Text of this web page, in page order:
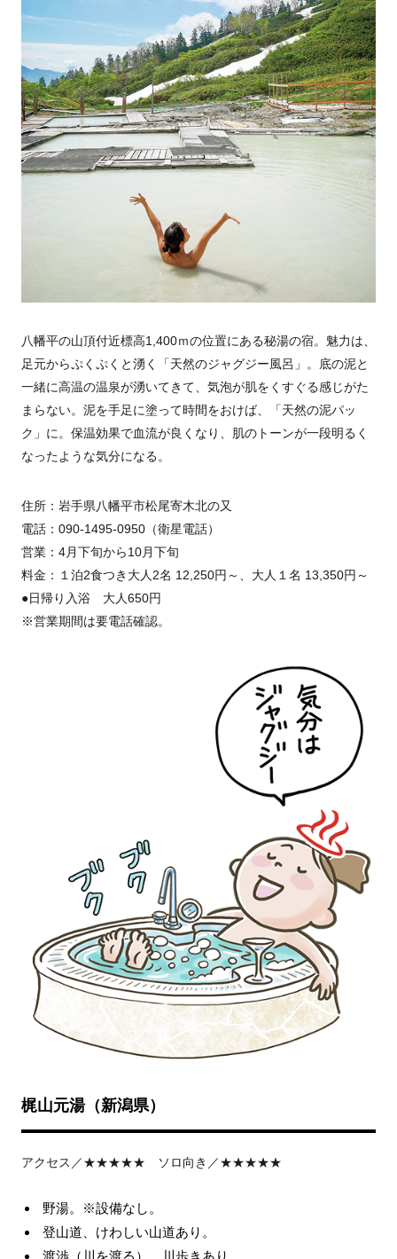
八幡平の山頂付近標高1,400ｍの位置にある秘湯の宿。魅力は、
足元からぷくぷくと湧く「天然のジャグジー風呂」。底の泥と
一緒に高温の温泉が湧いてきて、気泡が肌をくすぐる感じがた
まらない。泥を手足に塗って時間をおけば、「天然の泥パッ
ク」に。保温効果で血流が良くなり、肌のトーンが一段明るく
なったような気分になる。
住所：岩手県八幡平市松尾寄木北の又
電話：090-1495-0950（衛星電話）
営業：4月下旬から10月下旬
料金：１泊2食つき大人2名 12,250円～、大人１名 13,350円～
●日帰り入浴 大人650円
※営業期間は要電話確認。
梶山元湯（新潟県）
アクセス／★★★★★ ソロ向き／★★★★★
野湯。※設備なし。
登山道、けわしい山道あり。
渡渉（川を渡る）、川歩きあり。